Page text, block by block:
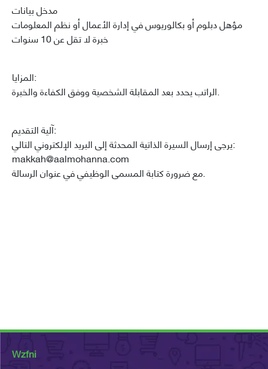
مدخل بيانات
مؤهل دبلوم أو بكالوريوس في إدارة الأعمال أو نظم المعلومات
خبرة لا تقل عن 10 سنوات
المزايا:
الراتب يحدد بعد المقابلة الشخصية ووفق الكفاءة والخبرة.
آلية التقديم:
يرجى إرسال السيرة الذاتية المحدثة إلى البريد الإلكتروني التالي:
makkah@aalmohanna.com
مع ضرورة كتابة المسمى الوظيفي في عنوان الرسالة.
Wzfni